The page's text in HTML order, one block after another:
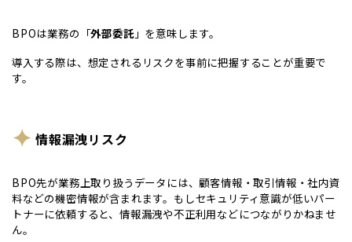
BPOは業務の「外部委託」を意味します。
導入する際は、想定されるリスクを事前に把握することが重要で
す。
情報漏洩リスク
BPO先が業務上取り扱うデータには、顧客情報・取引情報・社内資
料などの機密情報が含まれます。もしセキュリティ意識が低いパー
トナーに依頼すると、情報漏洩や不正利用などにつながりかねませ
ん。